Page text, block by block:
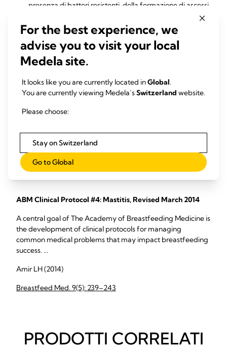
presenza di batteri resistenti, della formazione di ascessi
Abstract degli studi
breastfeeding women: incidence and determinants
by women who are breastfeeding. Mastitis is an
Amir LH, Forster DA , Lumley J, McLachlan H (2007)
BMC Public Health. 7:62
ABM Clinical Protocol #4: Mastitis, Revised March 2014
A central goal of The Academy of Breastfeeding Medicine is
the development of clinical protocols for managing
common medical problems that may impact breastfeeding
success. ...
Amir LH (2014)
Breastfeed Med. 9(5): 239–243
PRODOTTI CORRELATI
For the best experience, we
advise you to visit your local
Medela site.
It looks like you are currently located inGlobal.
You are currently viewing Medela’sSwitzerland website.
Please choose:
Stay on Switzerland
Go to Global